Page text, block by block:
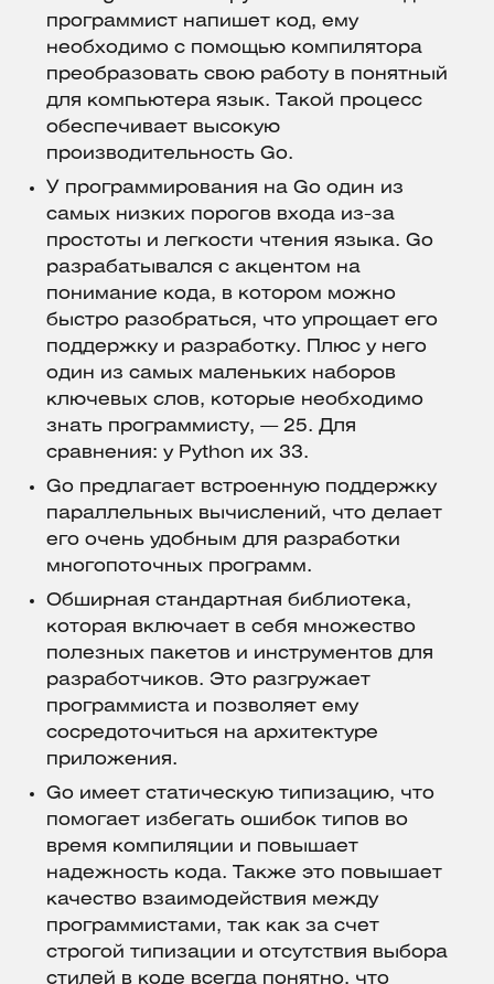
программист напишет код, ему
необходимо с помощью компилятора
преобразовать свою работу в понятный
для компьютера язык. Такой процесс
обеспечивает высокую
производительность Go.
У программирования на Go один из
самых низких порогов входа из-за
простоты и легкости чтения языка. Go
разрабатывался с акцентом на
понимание кода, в котором можно
быстро разобраться, что упрощает его
поддержку и разработку. Плюс у него
один из самых маленьких наборов
ключевых слов, которые необходимо
знать программисту, — 25. Для
сравнения: у Python их 33.
Go предлагает встроенную поддержку
параллельных вычислений, что делает
его очень удобным для разработки
многопоточных программ.
Обширная стандартная библиотека,
которая включает в себя множество
полезных пакетов и инструментов для
разработчиков. Это разгружает
программиста и позволяет ему
сосредоточиться на архитектуре
приложения.
Go имеет статическую типизацию, что
помогает избегать ошибок типов во
время компиляции и повышает
надежность кода. Также это повышает
качество взаимодействия между
программистами, так как за счет
строгой типизации и отсутствия выбора
стилей в коде всегда понятно, что